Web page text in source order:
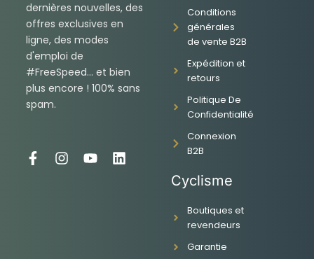
dernières nouvelles, des
offres exclusives en
ligne, des modes
d'emploi de
#FreeSpeed... et bien
plus encore ! 100% sans
spam.
F
I
Y
L
Conditions
générales
de vente B2B
Expédition et
retours
Politique De
Confidentialité
Connexion
B2B
Cyclisme
Boutiques et
revendeurs
Garantie